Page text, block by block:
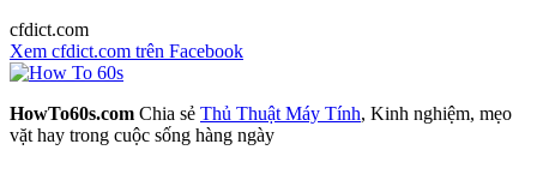
cfdict.com
Xem cfdict.com trên Facebook
HowTo60s.com Chia sẻ Thủ Thuật Máy Tính, Kinh nghiệm, mẹo
vặt hay trong cuộc sống hàng ngày